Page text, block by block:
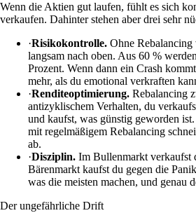
Wenn die Aktien gut laufen, fühlt es sich
verkaufen. Dahinter stehen aber drei sehr
·Risikokontrolle. Ohne
langsam nach oben. Aus 60 %
Prozent. Wenn dann ein Crash
mehr, als du emotional verkraften
·Renditeoptimierung. Rebalancing
antizyklischem Verhalten, du
und kaufst, was günstig geworden
mit regelmäßigem Rebalancing
ab.
·Disziplin. Im Bullenmarkt verkaufst
Bärenmarkt kaufst du gegen die
was die meisten machen, und genau
Der ungefährliche Drift